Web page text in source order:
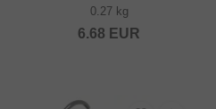
0.27 kg
6.68 EUR